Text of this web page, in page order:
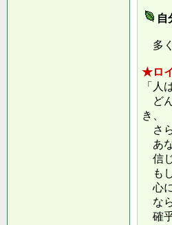
自
多
★ロ
「人
ど
き、
さ
あ
信じ
も
心
な
確